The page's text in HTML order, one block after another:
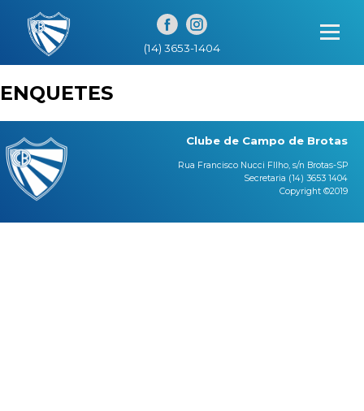
(14) 3653-1404
ENQUETES
Clube de Campo de Brotas
Rua Francisco Nucci FIlho, s/n Brotas-SP
Secretaria (14) 3653 1404
Copyright ©2019